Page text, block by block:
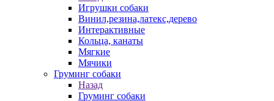
Игрушки собаки
Винил,резина,латекс,дерево
Интерактивные
Кольца, канаты
Мягкие
Мячики
Груминг собаки
Назад
Груминг собаки